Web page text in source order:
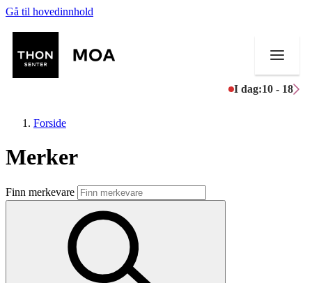
Gå til hovedinnhold
I dag:10 - 18
Butikker
Mat og drikke
Aktiviteter
Forside
Merker
Finn merkevare